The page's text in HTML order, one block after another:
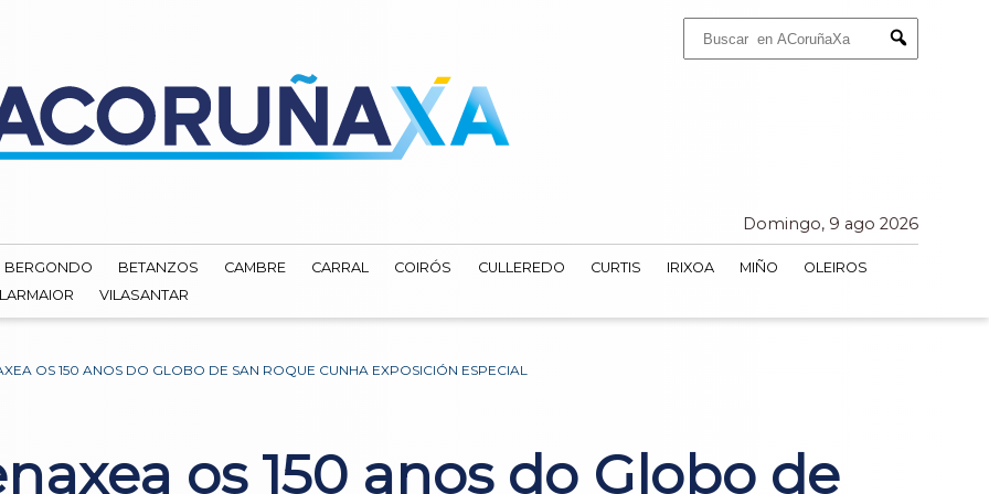
Submit
Domingo, 9 ago 2026
BERGONDO BETANZOS CAMBRE CARRAL COIRÓS CULLEREDO CURTIS IRIXOA MIÑO
OLEIROS
VILASANTAR
OS 150 ANOS DO GLOBO DE SAN ROQUE CUNHA EXPOSICIÓN ESPECIAL
os 150 anos do Globo de